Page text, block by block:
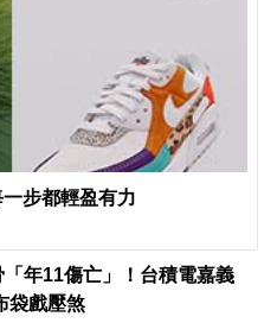
步都輕盈有力
「年11傷亡」！台積電嘉義
袋戲壓煞